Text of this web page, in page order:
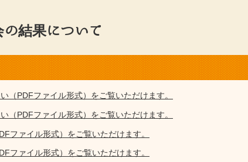
結果について
（PDFファイル形式）をご覧いただけます。
（PDFファイル形式）をご覧いただけます。
ファイル形式）をご覧いただけます。
ファイル形式）をご覧いただけます。